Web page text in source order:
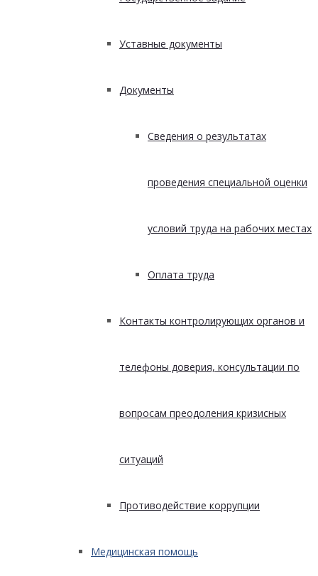
Уставные документы
Документы
Сведения о результатах
проведения специальной оценки
условий труда на рабочих местах
Оплата труда
Контакты контролирующих органов и
телефоны доверия, консультации по
вопросам преодоления кризисных
ситуаций
Противодействие коррупции
Медицинская помощь